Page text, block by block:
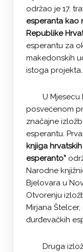
održao je 17.
esperanta kao
Republike
esperantu za
makedonskih
istoga projekta.
U Mjesecu
posvećenom
značajne
esperantu.
knjiga
esperanto”
Narodne
Bjelovara u
Otvorenju
Mirjana
đurđevačkih
Druga